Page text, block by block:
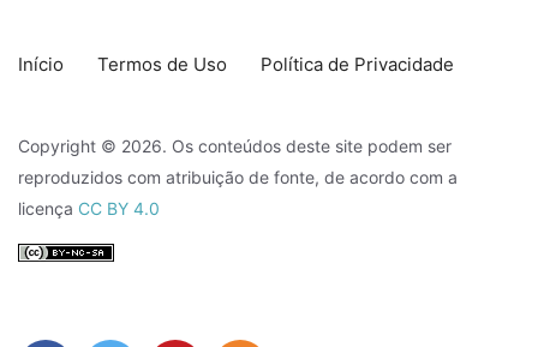
Início Termos de Uso Política de Privacidade
Copyright © 2026. Os conteúdos deste site podem ser
reproduzidos com atribuição de fonte, de acordo com a
licença CC BY 4.0